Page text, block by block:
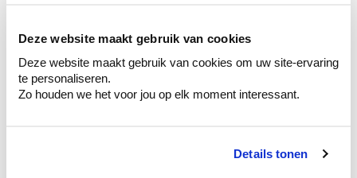
Deze website maakt gebruik van cookies
Deze website maakt gebruik van cookies om uw site-ervaring
te personaliseren.
Zo houden we het voor jou op elk moment interessant.
Details tonen
murs.